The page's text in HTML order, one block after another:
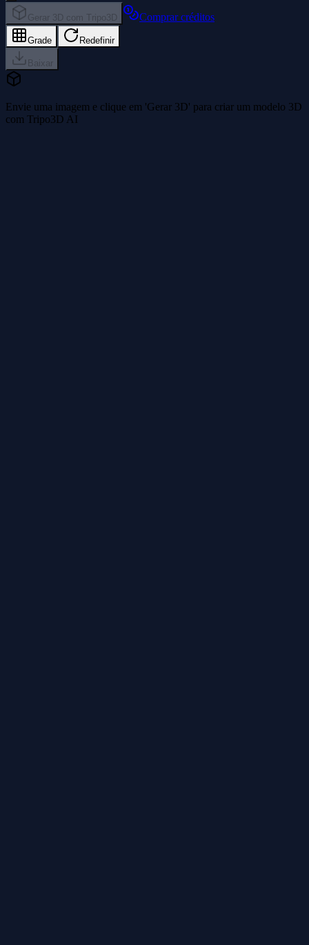
Gerar 3D com Tripo3D Comprar créditos
Grade Redefinir
Baixar
Envie uma imagem e clique em 'Gerar 3D' para criar um modelo 3D
com Tripo3D AI